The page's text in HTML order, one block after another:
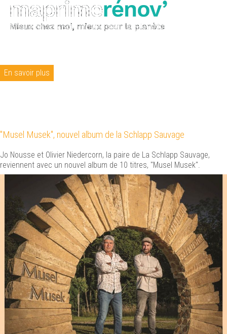
En savoir plus
"Musel Musek", nouvel album de la Schlapp Sauvage
Jo Nousse et Olivier Niedercorn, la paire de La Schlapp Sauvage,
reviennent avec un nouvel album de 10 titres, "Musel Musek".